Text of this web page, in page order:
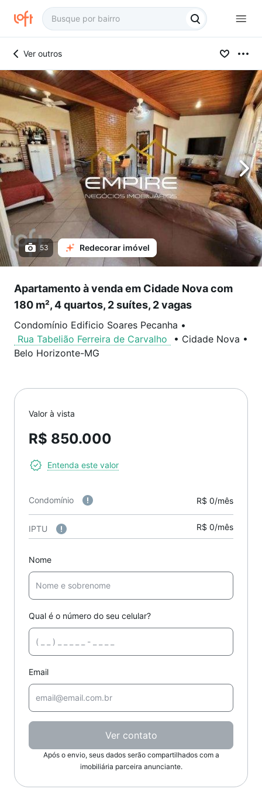
Ver outros
53 Redecorar imóvel
Apartamento à venda em Cidade Nova com
180 m², 4 quartos, 2 suítes, 2 vagas
Condomínio Edificio Soares Pecanha •
Rua Tabelião Ferreira de Carvalho
• Cidade Nova •
Belo Horizonte-MG
Valor à vista
R$ 850.000
Entenda este valor
Condomínio R$ 0/mês
IPTU R$ 0/mês
Nome
Qual é o número do seu celular?
Email
Ver contato
Após o envio, seus dados serão compartilhados com a
imobiliária parceira anunciante.